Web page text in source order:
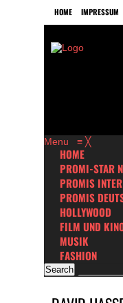
HOME IMPRESSUM
Menu ≡ ╳
HOME
PROMI-STAR
PROMIS
PROMIS
HOLLYWOOD
FILM UND
MUSIK
FASHION